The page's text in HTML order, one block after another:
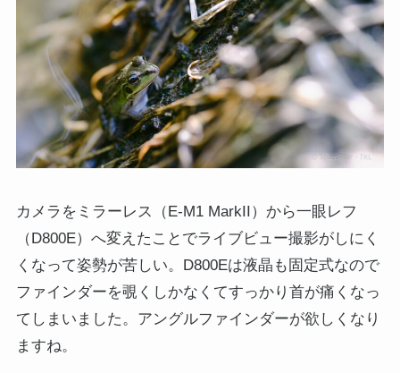
カメラをミラーレス（E-M1 MarkII）から一眼レフ
（D800E）へ変えたことでライブビュー撮影がしにく
くなって姿勢が苦しい。D800Eは液晶も固定式なので
ファインダーを覗くしかなくてすっかり首が痛くなっ
てしまいました。アングルファインダーが欲しくなり
ますね。